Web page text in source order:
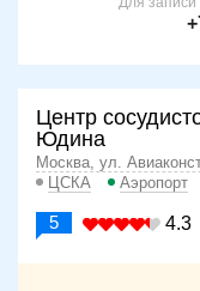
Центр
Юдина
Москва, ул.
ЦСКА
Аэропорт
5 4.3